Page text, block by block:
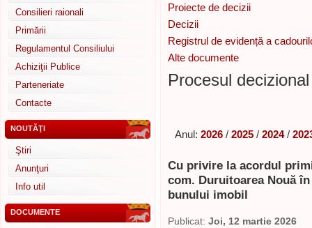
Consilieri raionali
Primării
Regulamentul Consiliului
Achiziţii Publice
Parteneriate
Contacte
NOUTĂŢI
Ştiri
Anunţuri
Info util
DOCUMENTE
Proiecte de decizii
Decizii
Registrul de evidență a
Alte documente
Procesul
Anul: 2026 / 2025 / 2024/
Cu privire la acordul
com. Duruitoarea Nouă
bunului imobil
Publicat: Joi, 12 martie 2026